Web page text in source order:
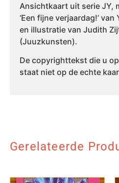
Ansichtkaart uit serie JY,
‘Een fijne verjaardag!’
en illustratie van Judith
(Juuzkunsten).
De copyrighttekst die u
staat niet op de echte
Gerelateerde